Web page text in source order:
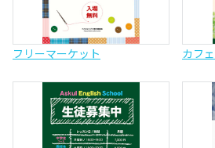
フリーマーケット カフェ